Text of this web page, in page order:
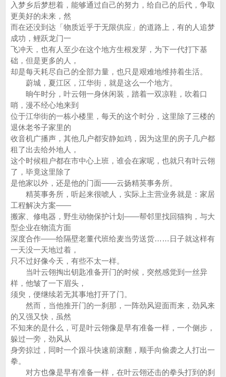
入梦乡后梦想着，能够通过自己的努力，给自己的后代，争取
更美好的未来，然
而在还没到达「物质近乎于无限供应」的道路上，有的人追梦
成功，鲤跃龙门一
飞冲天，也有人至少在这个地方生根发芽，为下一代打下基
础，但是更多的人，
却是每天耗尽自己的全部力量，也只是艰难地维持着生活。
蔚城，夏江区，江华街，就是这么一个地方。
晌午时分，叶云翎一身休闲装，踏着一双凉鞋，吹着口
哨，漫不经心地来到
位于江华街的一栋小楼里，每天的这个时分，这里除了三楼的
退休老爷子家里的
收音机广播声，其他几户都安静如鸡，因为这里的房子几户都
租了出去给外地人，
这个时候租户都在市中心上班，谁会在家呢，也就只有叶云翎
了，毕竟这里除了
是他家以外，还是他的门面——云扬精英事务所。
精英事务所，听起来很唬人，实际上主营业务就是：家居
工程解决方案——
搬家、修电器，野生动物保护计划——帮邻里找回猫狗，与大
型企业在物流方面
深度合作——给隔壁老董代班给麦当劳送货……日子就这样有
一天没一天地过着，
只不过好像今天，有些不太一样。
当叶云翎掏出钥匙准备开门的时候，突然感觉到一丝异
样，他皱了一下眉头，
须臾，便继续若无其事地打开了门。
然而，当他推开门的一刹那，一阵劲风迎面而来，劲风来
的又强又快，虽然
不知来的是什么，可是叶云翎像是早有准备一样，一个侧步，
躲过一旁，劲风从
身旁掠过，同时一个跟斗快速前滚翻，顺手向偷袭之人打出一
拳。
对方也像是早有准备一样，在叶云翎还击的拳头打到的刹